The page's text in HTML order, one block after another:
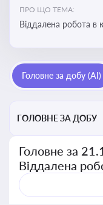
ПРО ЩО ТЕМА:
Віддалена робота в компаніях: правові особливості,
Головне за добу (AI)
ГОЛОВНЕ ЗА ДОБУ
Головне за
Віддалена